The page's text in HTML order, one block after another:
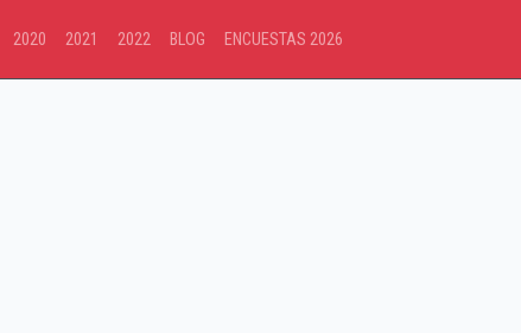
2020 2021 2022 BLOG ENCUESTAS 2026